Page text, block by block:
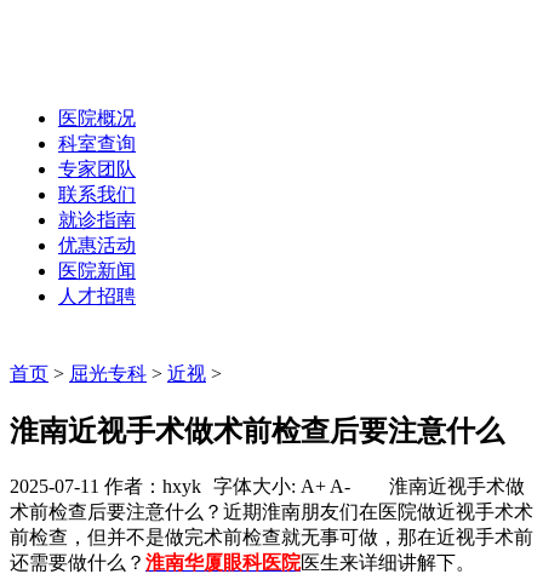
医院概况
科室查询
专家团队
联系我们
就诊指南
优惠活动
医院新闻
人才招聘
首页 > 屈光专科 > 近视 >
淮南近视手术做术前检查后要注意什么
2025-07-11 作者：hxyk 字体大小: A+ A-
淮南近视手术做
术前检查后要注意什么？近期淮南朋友们在医院做近视手术术
前检查，但并不是做完术前检查就无事可做，那在近视手术前
还需要做什么？ 淮南华厦眼科医院医生来详细讲解下。